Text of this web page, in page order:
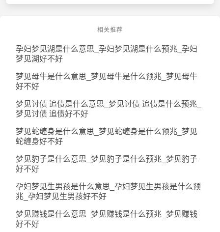
相关推荐
孕妇梦见湖是什么意思_孕妇梦见湖是什么预兆_孕妇
梦见湖好不好
梦见母牛是什么意思_梦见母牛是什么预兆_梦见母牛
好不好
梦见讨债 追债是什么意思_梦见讨债 追债是什么预兆_
梦见讨债 追债好不好
梦见蛇缠身是什么意思_梦见蛇缠身是什么预兆_梦见
蛇缠身好不好
梦见豹子是什么意思_梦见豹子是什么预兆_梦见豹子
好不好
孕妇梦见生男孩是什么意思_孕妇梦见生男孩是什么预
兆_孕妇梦见生男孩好不好
梦见赚钱是什么意思_梦见赚钱是什么预兆_梦见赚钱
好不好